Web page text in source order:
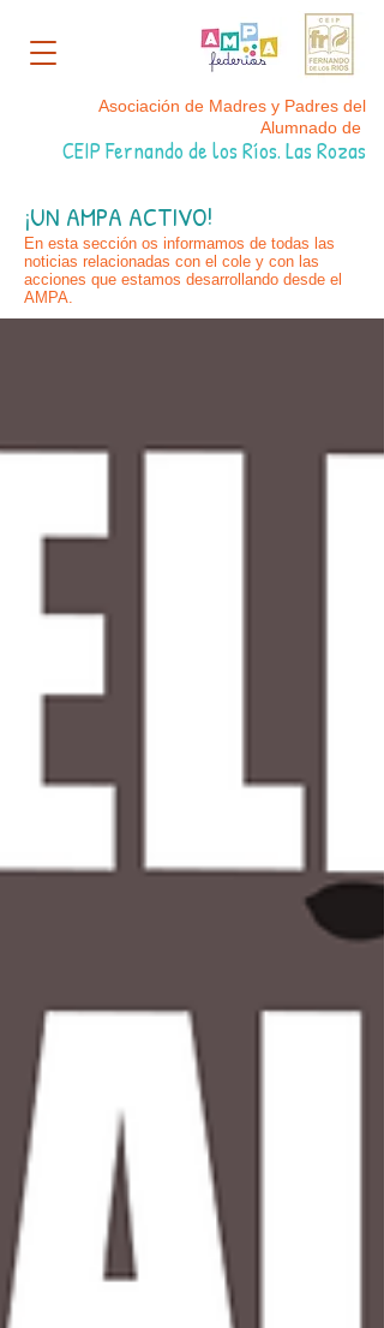
Asociación de Madres y Padres del
Alumnado de
CEIP Fernando de los Ríos. Las Rozas
¡UN AMPA ACTIVO!
En esta sección os informamos de todas las
noticias relacionadas con el cole y con las
acciones que estamos desarrollando desde el
AMPA.